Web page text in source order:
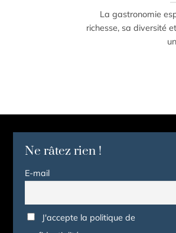
La gastronomie
richesse, sa diversité
Ne râtez rien !
E-mail
J'accepte la politique de